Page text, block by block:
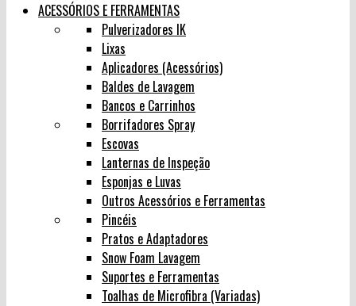
ACESSÓRIOS E FERRAMENTAS
Pulverizadores IK
Lixas
Aplicadores (Acessórios)
Baldes de Lavagem
Bancos e Carrinhos
Borrifadores Spray
Escovas
Lanternas de Inspeção
Esponjas e Luvas
Outros Acessórios e Ferramentas
Pincéis
Pratos e Adaptadores
Snow Foam Lavagem
Suportes e Ferramentas
Toalhas de Microfibra (Variadas)